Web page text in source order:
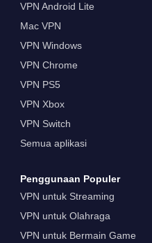
VPN Android Lite
Mac VPN
VPN Windows
VPN Chrome
VPN PS5
VPN Xbox
VPN Switch
Semua aplikasi
Penggunaan Populer
VPN untuk Streaming
VPN untuk Olahraga
VPN untuk Bermain Game